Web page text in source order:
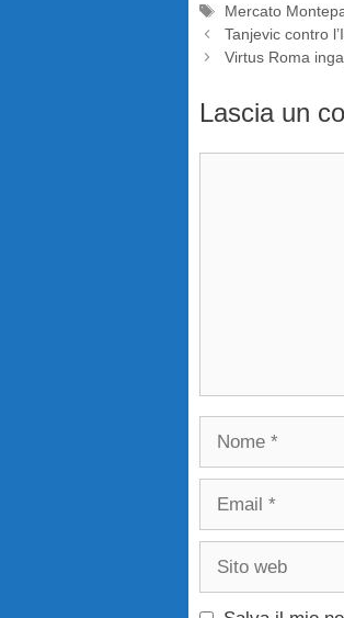
Tag
Mercato
Tanjevic contro
Virtus Roma
Lascia un
Nome
Email
Sito